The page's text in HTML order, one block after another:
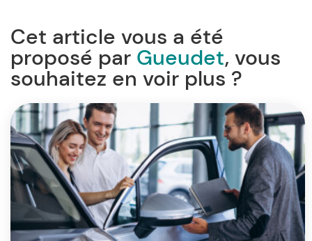
Cet article vous a été
proposé par Gueudet, vous
souhaitez en voir plus ?